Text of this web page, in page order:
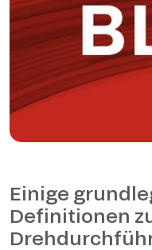
Einige
Definitionen